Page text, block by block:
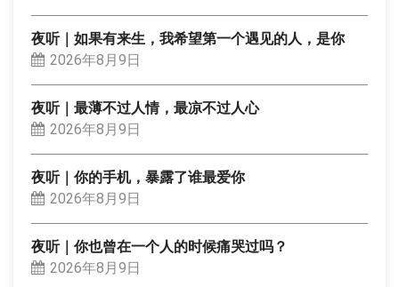
夜听｜如果有来生，我希望第一个遇见的人，是你
2026年8月9日
夜听｜最薄不过人情，最凉不过人心
2026年8月9日
夜听｜你的手机，暴露了谁最爱你
2026年8月9日
夜听｜你也曾在一个人的时候痛哭过吗？
2026年8月9日